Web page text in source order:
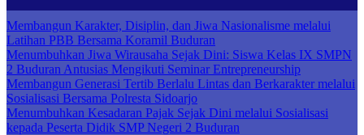
Membangun Karakter, Disiplin, dan Jiwa Nasionalisme melalui
Latihan PBB Bersama Koramil Buduran
Menumbuhkan Jiwa Wirausaha Sejak Dini: Siswa Kelas IX SMPN
2 Buduran Antusias Mengikuti Seminar Entrepreneurship
Membangun Generasi Tertib Berlalu Lintas dan Berkarakter melalui
Sosialisasi Bersama Polresta Sidoarjo
Menumbuhkan Kesadaran Pajak Sejak Dini melalui Sosialisasi
kepada Peserta Didik SMP Negeri 2 Buduran